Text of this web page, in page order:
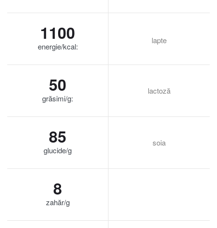
1100
energie/kcal:
lapte
50
grăsimi/g:
lactoză
85
glucide/g
soia
8
zahăr/g